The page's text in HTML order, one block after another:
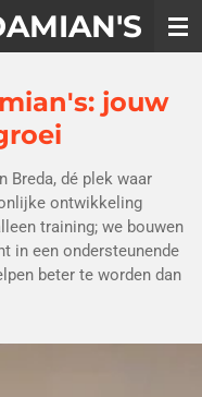
jouw
Breda, dé plek waar
ontwikkeling
training; we bouwen
in een ondersteunende
beter te worden dan